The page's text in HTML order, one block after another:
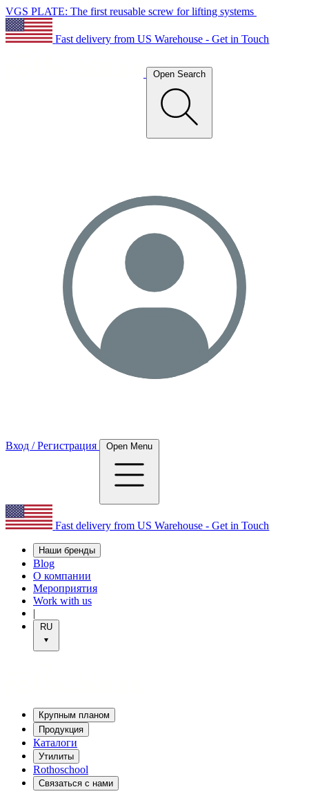
VGS PLATE: The first reusable screw for lifting systems
Fast delivery from US Warehouse - Get in Touch
Open Search
Вход / Регистрация Open Menu
Fast delivery from US Warehouse - Get in Touch
Наши бренды
Blog
О компании
Мероприятия
Work with us
|
RU
Крупным планом
Продукция
Каталоги
Утилиты
Rothoschool
Связаться с нами